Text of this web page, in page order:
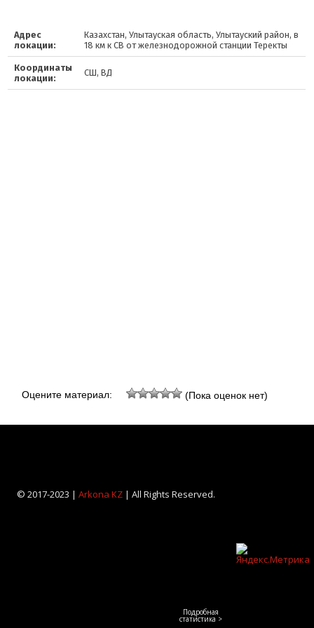
Адрес
локации:
Казахстан, Улытауская область, Улытауский район, в
18 км к СВ от железнодорожной станции Теректы
Координаты
локации:
СШ, ВД
Оцените материал: (Пока оценок нет)
© 2017-2023 | Arkona KZ| All Rights Reserved.
Подробная
статистика >